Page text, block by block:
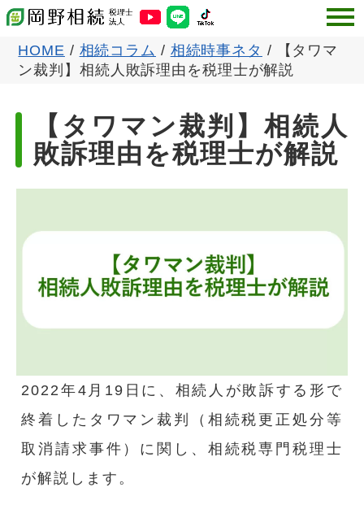
HOME / 相続コラム / 相続時事ネタ /
【タワマ
ン裁判】相続人敗訴理由を税理士が解説
【タワマン裁判】相続人
敗訴理由を税理士が解説
2022年4月19日に、相続人が敗訴する形で
終着したタワマン裁判（相続税更正処分等
取消請求事件）に関し、相続税専門税理士
が解説します。